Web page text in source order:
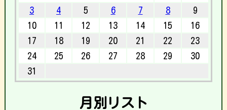
3
4 5 6 7 8
9
10
11 12 13 14 15
16
17
18 19 20 21 22
23
24
25 26 27 28 29
30
31
月別リスト